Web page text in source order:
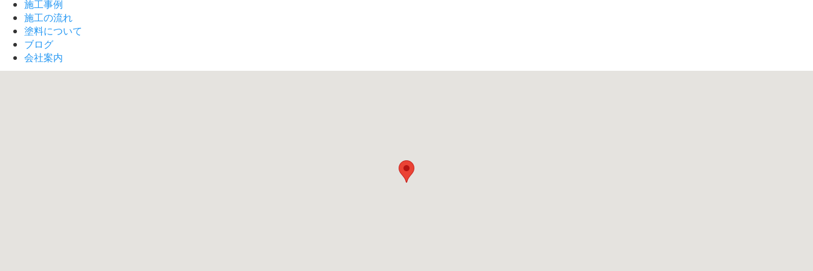
施工事例
施工の流れ
塗料について
ブログ
会社案内